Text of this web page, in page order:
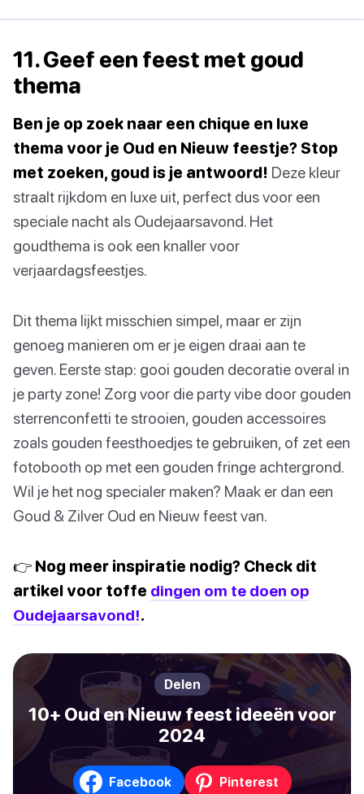
11. Geef een feest met goud
thema
Ben je op zoek naar een chique en luxe
thema voor je Oud en Nieuw feestje? Stop
met zoeken, goud is je antwoord! Deze kleur
straalt rijkdom en luxe uit, perfect dus voor een
speciale nacht als Oudejaarsavond. Het
goudthema is ook een knaller voor
verjaardagsfeestjes.
Dit thema lijkt misschien simpel, maar er zijn
genoeg manieren om er je eigen draai aan te
geven. Eerste stap: gooi gouden decoratie overal in
je party zone! Zorg voor die party vibe door gouden
sterrenconfetti te strooien, gouden accessoires
zoals gouden feesthoedjes te gebruiken, of zet een
fotobooth op met een gouden fringe achtergrond.
Wil je het nog specialer maken? Maak er dan een
Goud & Zilver Oud en Nieuw feest van.
👉 Nog meer inspiratie nodig? Check dit
artikel voor toffe dingen om te doen op
Oudejaarsavond!.
Delen
10+ Oud en Nieuw feest ideeën voor
2024
Facebook Pinterest